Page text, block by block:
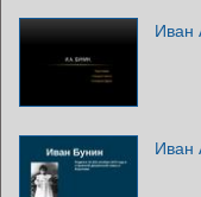
Иван
Иван